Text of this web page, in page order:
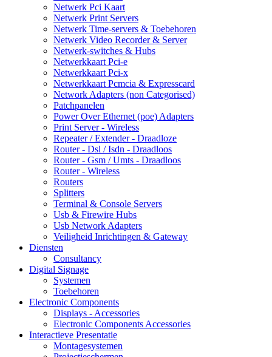
Netwerk Pci Kaart
Netwerk Print Servers
Netwerk Time-servers & Toebehoren
Netwerk Video Recorder & Server
Netwerk-switches & Hubs
Netwerkkaart Pci-e
Netwerkkaart Pci-x
Netwerkkaart Pcmcia & Expresscard
Network Adapters (non Categorised)
Patchpanelen
Power Over Ethernet (poe) Adapters
Print Server - Wireless
Repeater / Extender - Draadloze
Router - Dsl / Isdn - Draadloos
Router - Gsm / Umts - Draadloos
Router - Wireless
Routers
Splitters
Terminal & Console Servers
Usb & Firewire Hubs
Usb Network Adapters
Veiligheid Inrichtingen & Gateway
Diensten
Consultancy
Digital Signage
Systemen
Toebehoren
Electronic Components
Displays - Accessories
Electronic Components Accessories
Interactieve Presentatie
Montagesystemen